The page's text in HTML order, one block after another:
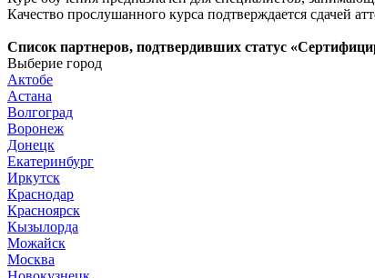
Качество прослушанного курса подтверждается сдачей
Список партнеров, подтвердивших статус
Выберие город
Актобе
Астана
Волгоград
Воронеж
Донецк
Екатеринбург
Иркутск
Краснодар
Красноярск
Кызылорда
Можайск
Москва